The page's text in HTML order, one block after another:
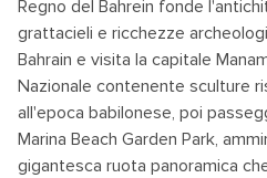
Regno del Bahrein fonde
grattacieli e ricchezze
Bahrain e visita la capitale
Nazionale contenente sculture
all'epoca babilonese, poi
Marina Beach Garden Park,
gigantesca ruota panoramica